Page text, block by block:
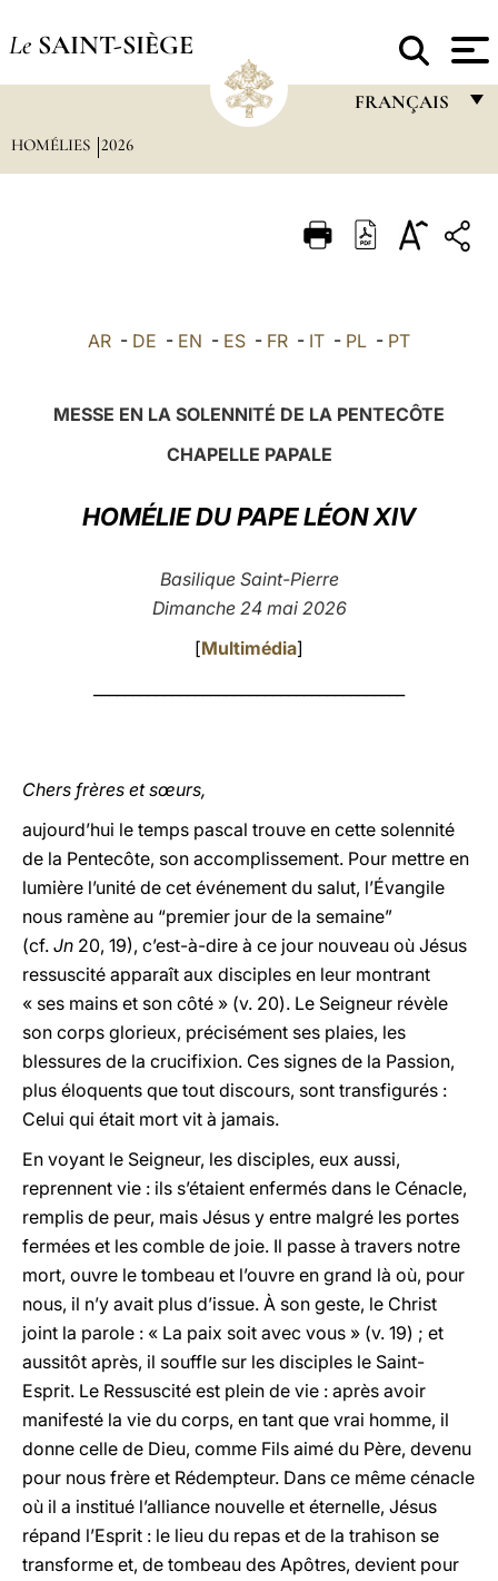
Le SAINT-SIÈGE
FRANÇAIS
ITALIANO
POLSKI
HOMÉLIES 2026
AR - DE - EN - ES - FR - IT - PL - PT
MESSE EN LA SOLENNITÉ DE LA PENTECÔTE
CHAPELLE PAPALE
HOMÉLIE DU PAPE LÉON XIV
Basilique Saint-Pierre
Dimanche 24 mai 2026
[Multimédia]
Chers frères et sœurs,
aujourd’hui le temps pascal trouve en cette solennité
de la Pentecôte, son accomplissement. Pour mettre en
lumière l’unité de cet événement du salut, l’Évangile
nous ramène au “premier jour de la semaine”
(cf. Jn 20, 19), c’est-à-dire à ce jour nouveau où Jésus
ressuscité apparaît aux disciples en leur montrant
« ses mains et son côté » (v. 20). Le Seigneur révèle
son corps glorieux, précisément ses plaies, les
blessures de la crucifixion. Ces signes de la Passion,
plus éloquents que tout discours, sont transfigurés :
Celui qui était mort vit à jamais.
En voyant le Seigneur, les disciples, eux aussi,
reprennent vie : ils s’étaient enfermés dans le Cénacle,
remplis de peur, mais Jésus y entre malgré les portes
fermées et les comble de joie. Il passe à travers notre
mort, ouvre le tombeau et l’ouvre en grand là où, pour
nous, il n’y avait plus d’issue. À son geste, le Christ
joint la parole : « La paix soit avec vous » (v. 19) ; et
aussitôt après, il souffle sur les disciples le Saint-
Esprit. Le Ressuscité est plein de vie : après avoir
manifesté la vie du corps, en tant que vrai homme, il
donne celle de Dieu, comme Fils aimé du Père, devenu
pour nous frère et Rédempteur. Dans ce même cénacle
où il a institué l’alliance nouvelle et éternelle, Jésus
répand l’Esprit : le lieu du repas et de la trahison se
transforme et, de tombeau des Apôtres, devient pour